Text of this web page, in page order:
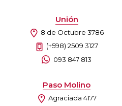
Unión
8 de Octubre 3786
(+598) 2509 3127
093 847 813
Paso Molino
Agraciada 4177